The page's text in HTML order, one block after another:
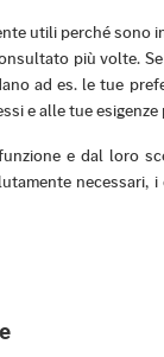
utili perché sono
più volte.
ad es. le tue
e alle tue
e dal loro
necessari,